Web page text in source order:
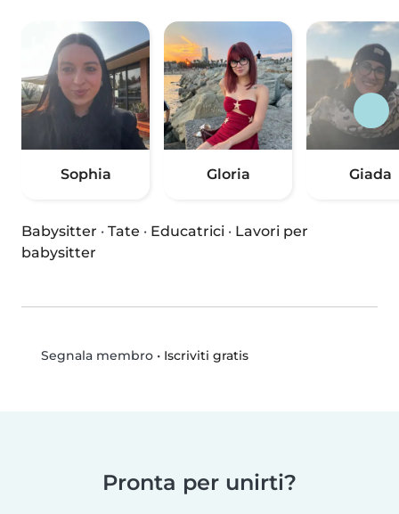
Sophia Gloria Giada
Babysitter · Tate · Educatrici · Lavori per
babysitter
Segnala membro• Iscriviti gratis
Pronta per unirti?